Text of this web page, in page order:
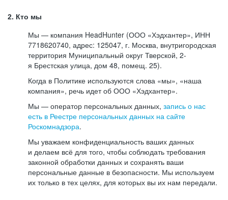
2. Кто мы
Мы — компания HeadHunter (ООО «Хэдхантер», ИНН
7718620740, адрес: 125047, г. Москва, внутригородская
территория Муниципальный округ Тверской, 2-
я Брестская улица, дом 48, помещ. 25).
Когда в Политике используются слова «мы», «наша
компания», речь идет об ООО «Хэдхантер».
Мы — оператор персональных данных, запись о нас
есть в Реестре персональных данных на сайте
Роскомнадзора.
Мы уважаем конфиденциальность ваших данных
и делаем всё для того, чтобы соблюдать требования
законной обработки данных и сохранять ваши
персональные данные в безопасности. Мы используем
их только в тех целях, для которых вы их нам передали.